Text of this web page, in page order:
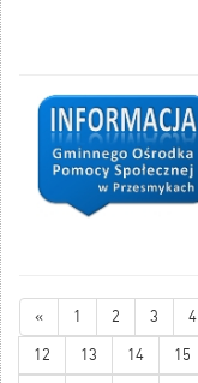
« 1 2 3 4
12 13 14 15